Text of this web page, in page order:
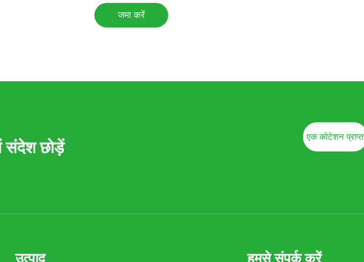
जमा करें
संदेश छोड़ें
एक कोटेशन प्राप्त
उत्पाद हमसे संपर्क करें